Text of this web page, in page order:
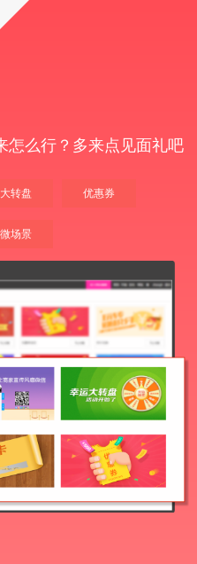
怎么行？多来点见面礼吧
大转盘 优惠券
微场景